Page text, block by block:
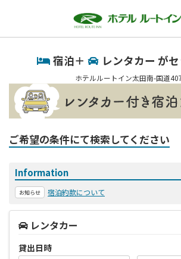
宿泊＋ レンタカー が
ホテルルートイン太田南-国道
ご希望の条件にて検索してください
Information
お知らせ 宿泊約款について
レンタカー
貸出日時